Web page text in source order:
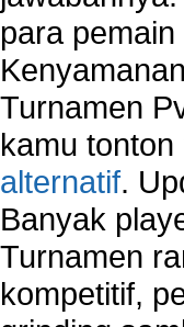
para
Turnamen
kamu
alternatif.
Banyak
Turnamen
kompetitif,